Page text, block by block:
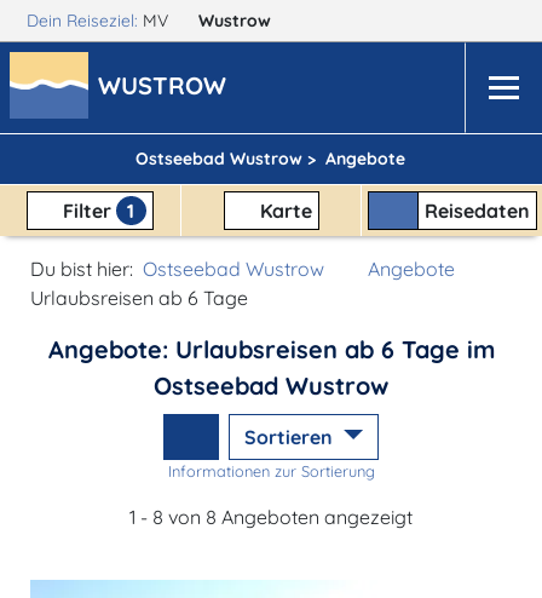
Dein Reiseziel: MV Wustrow
WUSTROW
Ostseebad Wustrow > Angebote
Filter 1 Karte Reisedaten
Du bist hier: Ostseebad Wustrow
Angebote
Urlaubsreisen ab 6 Tage
Angebote: Urlaubsreisen ab 6 Tage im
Ostseebad Wustrow
Sortieren
Informationen zur Sortierung
1 - 8 von 8 Angeboten angezeigt